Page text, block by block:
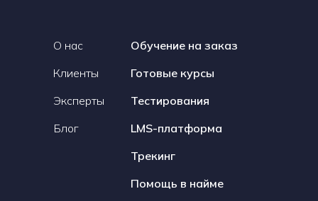
Обучение на заказ
Тестирования
Готовые курсы
LMS-платформа
Помощь в найме
Трекинг
О нас
Блог
Клиенты
Эксперты